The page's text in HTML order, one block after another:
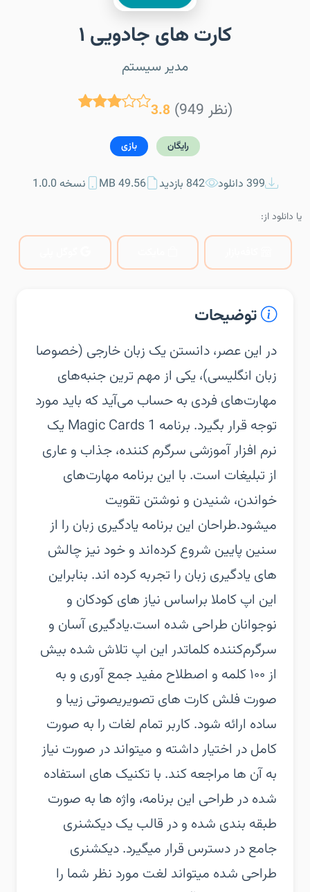
کارت های جادویی ۱
مدیر سیستم
3.8 (949 نظر)
رایگان بازی
399 دانلود 842 بازدید 49.56 MB نسخه 1.0.0
یا دانلود از:
توضیحات
‏‏در این عصر، دانستن یک زبان خارجی (خصوصا
زبان انگلیسی)، یکی از مهم ترین جنبه‌های
مهارت‌های فردی به حساب می‌آید که باید مورد
توجه قرار بگیرد. برنامه Magic Cards 1 یک
نرم افزار آموزشی سرگرم کننده، جذاب و عاری
از تبلیغات است. با این برنامه مهارت‌های
خواندن، شنیدن و نوشتن تقویت
میشود.‏طراحان این برنامه یادگیری زبان را از
سنین پایین شروع کرده‌اند و خود نیز چالش
های یادگیری زبان را تجربه کرده اند. بنابراین
این اپ کاملا براساس نیاز های کودکان و
نوجوانان طراحی شده است.‏یادگیری آسان و
سرگرم‌کننده کلمات‏در این اپ تلاش شده بیش
از ۱۰۰ کلمه و اصطلاح مفید جمع آوری و به
صورت فلش کارت های تصویریصوتی زیبا و
ساده ارائه شود. کاربر تمام لغات را به صورت
کامل در اختیار داشته و میتواند در صورت نیاز
به آن ها مراجعه کند. با تکنیک های استفاده
شده در طراحی این برنامه، واژه ها به صورت
طبقه بندی شده و در قالب یک دیکشنری
جامع در دسترس قرار میگیرد. دیکشنری
طراحی شده میتواند لغت مورد نظر شما را